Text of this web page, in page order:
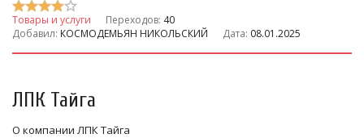
Товары и услуги Переходов: 40
Добавил: КОСМОДЕМЬЯН НИКОЛЬСКИЙ Дата: 08.01.2025
ЛПК Тайга
О компании ЛПК Тайга